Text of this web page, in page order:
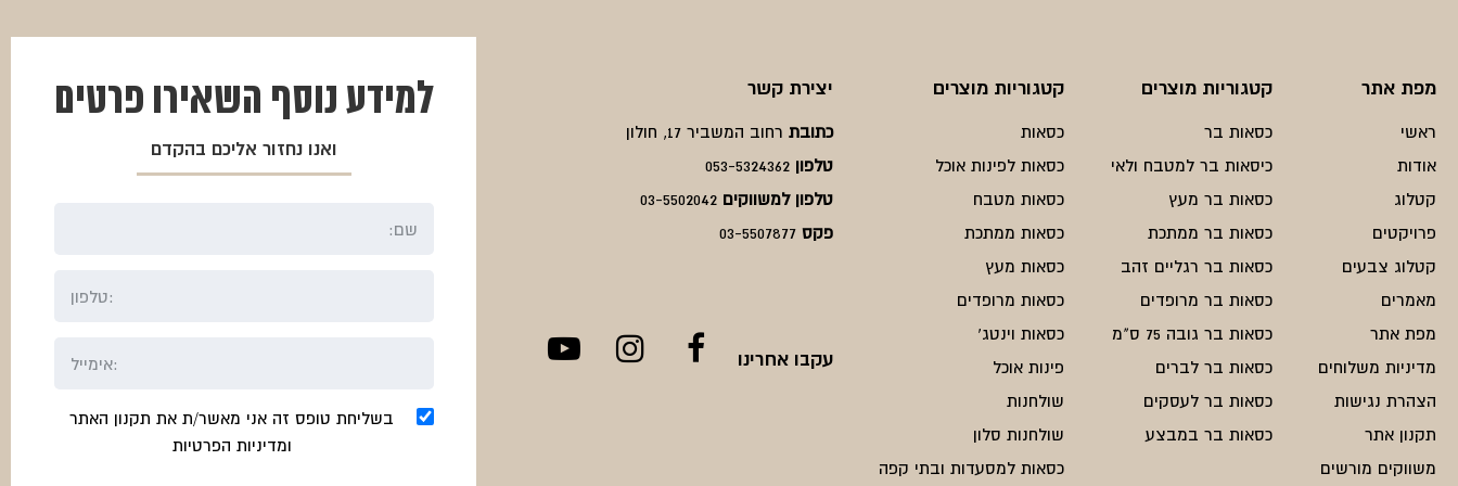
מפת אתר
ראשי
אודות
קטלוג
פרויקטים
קטלוג צבעים
מאמרים
מפת אתר
מדיניות משלוחים
הצהרת נגישות
תקנון אתר
משווקים מורשים
קטגוריות מוצרים
כסאות בר
כיסאות בר למטבח ולאי
כסאות בר מעץ
כסאות בר ממתכת
כסאות בר רגליים זהב
כסאות בר מרופדים
כסאות בר גובה 75 ס"מ
כסאות בר לברים
כסאות בר לעסקים
כסאות בר במבצע
קטגוריות מוצרים
כסאות
כסאות לפינות אוכל
כסאות מטבח
כסאות ממתכת
כסאות מעץ
כסאות מרופדים
כסאות וינטג'
פינות אוכל
שולחנות
שולחנות סלון
כסאות למסעדות ובתי קפה
יצירת קשר
כתובת רחוב המשביר 17, חולון
טלפון 053-5324362
טלפון למשווקים 03-5502042
פקס03-5507877
עקבו אחרינו
למידע נוסף השאירו פרטים
ואנו נחזור אליכם בהקדם
בשליחת טופס זה אני מאשר/ת את תקנון האתר
ומדיניות הפרטיות